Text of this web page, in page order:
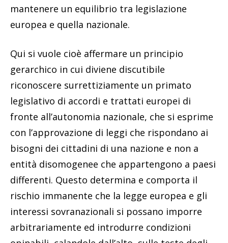
mantenere un equilibrio tra legislazione
europea e quella nazionale.
Qui si vuole cioè affermare un principio
gerarchico in cui diviene discutibile
riconoscere surrettiziamente un primato
legislativo di accordi e trattati europei di
fronte all’autonomia nazionale, che si esprime
con l’approvazione di leggi che rispondano ai
bisogni dei cittadini di una nazione e non a
entità disomogenee che appartengono a paesi
differenti. Questo determina e comporta il
rischio immanente che la legge europea e gli
interessi sovranazionali si possano imporre
arbitrariamente ed introdurre condizioni